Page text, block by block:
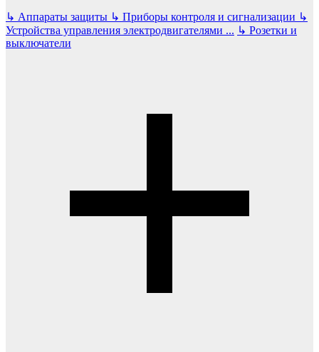
↳ Аппараты защиты ↳ Приборы контроля и сигнализации ↳
Устройства управления электродвигателями ... ↳ Розетки и
выключатели